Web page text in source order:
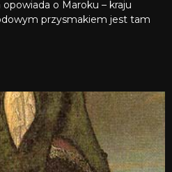
o Maroku – kraju
przysmakiem jest tam